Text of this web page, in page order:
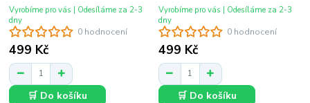
0 hodnocení
499 Kč
Vyrobíme pro vás | Odesíláme za 2-3
dny
🛒 Do košíku
0 hodnocení
499 Kč
Vyrobíme pro vás | Odesíláme za 2-3
dny
🛒 Do košíku